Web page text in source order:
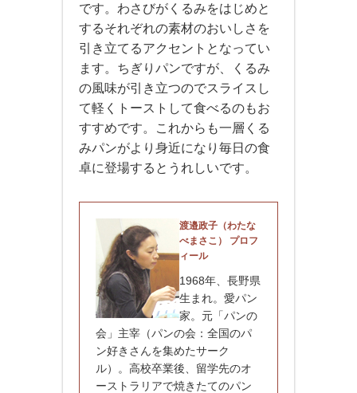
です。わさびがくるみをはじめと
するそれぞれの素材のおいしさを
引き立てるアクセントとなってい
ます。ちぎりパンですが、くるみ
の風味が引き立つのでスライスし
て軽くトーストして食べるのもお
すすめです。これからも一層くる
みパンがより身近になり毎日の食
卓に登場するとうれしいです。
渡邉政子（わたな
べまさこ） プロフ
ィール
1968年、長野県
生まれ。愛パン
家。元「パンの
会」主宰（パンの会：全国のパ
ン好きさんを集めたサーク
ル）。高校卒業後、留学先のオ
ーストラリアで焼きたてのパン